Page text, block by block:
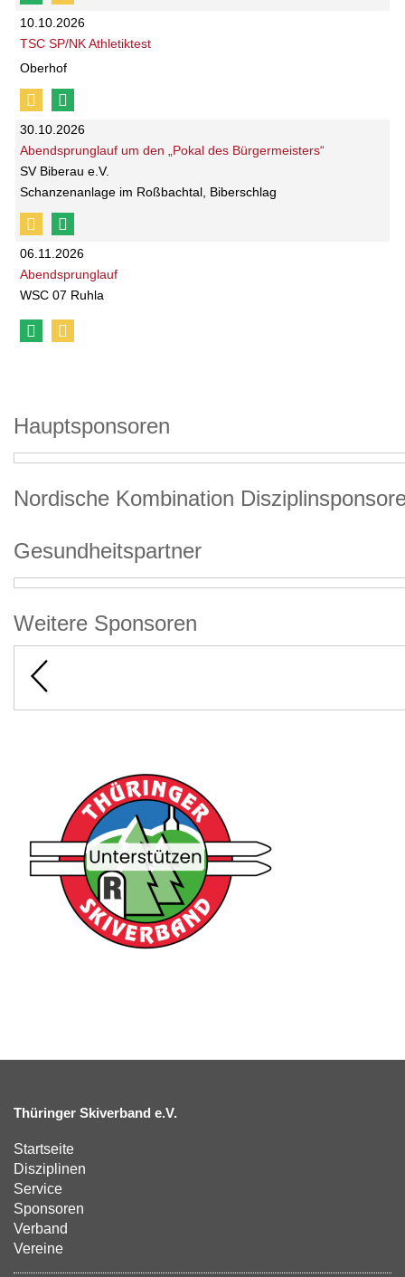
10.10.2026
TSC SP/NK Athletiktest
Oberhof
30.10.2026
Abendsprunglauf um den „Pokal des Bürgermeisters“
SV Biberau e.V.
Schanzenanlage im Roßbachtal, Biberschlag
06.11.2026
Abendsprunglauf
WSC 07 Ruhla
Hauptsponsoren
Nordische Kombination
Gesundheitspartner
Weitere Sponsoren
Thüringer Skiverband e.V.
Startseite
Disziplinen
Service
Sponsoren
Verband
Vereine